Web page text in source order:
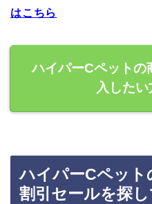
はこちら
ハイパーCペットの
入した
ハイパーCペット
割引セールを探し